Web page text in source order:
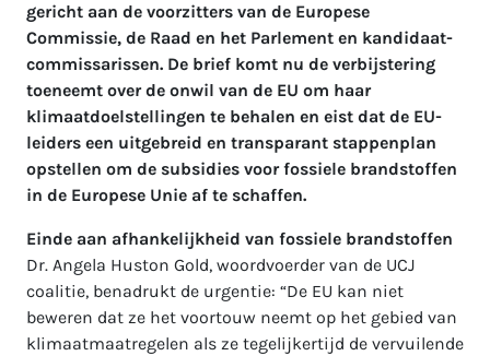
gericht aan de voorzitters van de Europese
Commissie, de Raad en het Parlement en kandidaat-
commissarissen. De brief komt nu de verbijstering
toeneemt over de onwil van de EU om haar
klimaatdoelstellingen te behalen en eist dat de EU-
leiders een uitgebreid en transparant stappenplan
opstellen om de subsidies voor fossiele brandstoffen
in de Europese Unie af te schaffen.
Einde aan afhankelijkheid van fossiele brandstoffen
Dr. Angela Huston Gold, woordvoerder van de UCJ
coalitie, benadrukt de urgentie: “De EU kan niet
beweren dat ze het voortouw neemt op het gebied van
klimaatmaatregelen als ze tegelijkertijd de vervuilende